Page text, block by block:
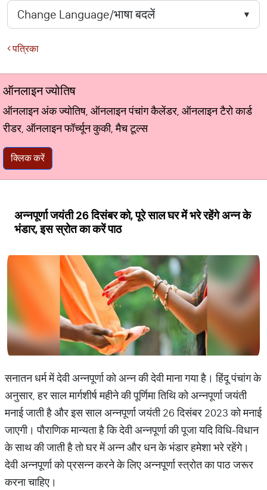
पत्रिका
ऑनलाइन ज्योतिष
ऑनलाइन अंक ज्योतिष, ऑनलाइन पंचांग कैलेंडर, ऑनलाइन टैरो कार्ड
रीडर, ऑनलाइन फॉर्च्यून कुकी, मैच टूल्स
क्लिक करें
अन्नपूर्णा जयंती 26 दिसंबर को, पूरे साल घर में भरे रहेंगे अन्न के
भंडार, इस स्रोत का करें पाठ
सनातन धर्म में देवी अन्नपूर्णा को अन्न की देवी माना गया है। हिंदू पंचांग के
अनुसार, हर साल मार्गशीर्ष महीने की पूर्णिमा तिथि को अन्नपूर्णा जयंती
मनाई जाती है और इस साल अन्नपूर्णा जयंती 26 दिसंबर 2023 को मनाई
जाएगी। पौराणिक मान्यता है कि देवी अन्नपूर्णा की पूजा यदि विधि-विधान
के साथ की जाती है तो घर में अन्न और धन के भंडार हमेशा भरे रहेंगे।
देवी अन्नपूर्णा को प्रसन्न करने के लिए अन्नपूर्णा स्त्रोत का पाठ जरूर
करना चाहिए।